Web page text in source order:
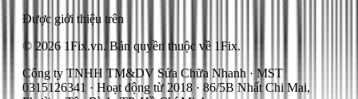
Được giới thiệu trên
© 2026 1Fix.vn. Bản quyền thuộc về 1Fix.
Công ty TNHH TM&DV Sửa Chữa Nhanh · MST
0315126341 · Hoạt động từ 2018 · 86/5B Nhất Chi Mai,